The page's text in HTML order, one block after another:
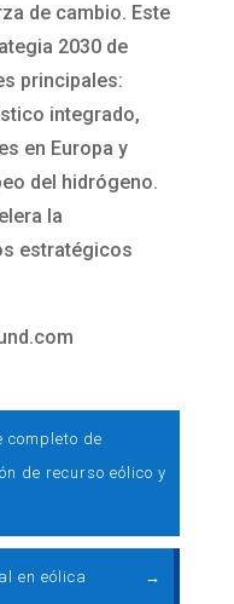
de cambio. Este
2030 de
principales:
integrado,
en Europa y
del hidrógeno.
la
estratégicos
completo de
de recurso eólico y
en eólica
→